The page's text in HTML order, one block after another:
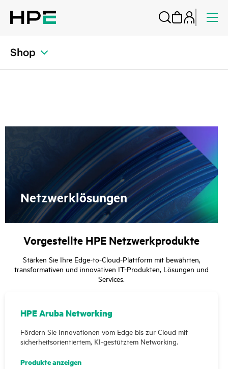
Shop
Netzwerklösungen
Vorgestellte HPE Netzwerkprodukte
Stärken Sie Ihre Edge-to-Cloud-Plattform mit bewährten,
transformativen und innovativen IT-Produkten, Lösungen und
Services.
HPE Aruba Networking
Fördern Sie Innovationen vom Edge bis zur Cloud mit
sicherheitsorientiertem, KI-gestütztem Networking.
Produkte anzeigen